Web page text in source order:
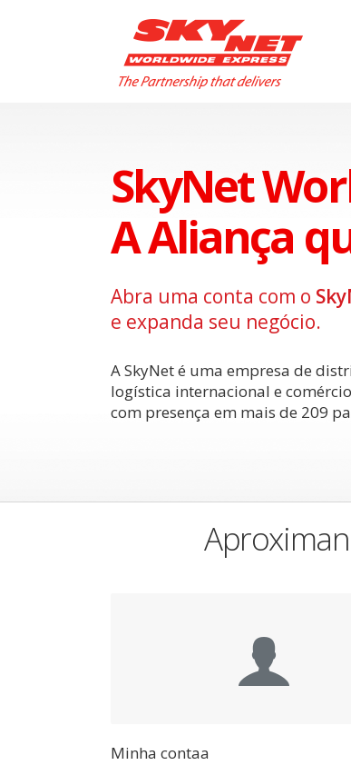
SkyNet
A Aliança
Abra uma conta com o
e expanda seu negócio.
A SkyNet é uma empresa de
logística internacional e
com presença em mais de 209
Minha contaa